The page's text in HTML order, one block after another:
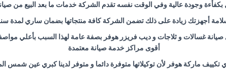
وجودة عالية وفي الوقت نفسه تقدم الشركة خدمات ما بعد البيع من
أجهزتك زيادة على ذلك تضمن الشركة كافة منتجاتها بضمان ساري لمدة
غسالات و ثلاجات و ديب فريزر هوفر بصفة عامة لهذا السبب بأعلي
أقوى مراكز خدمة صيانة معتمدة
تكييف ماركة هوفر لأن توكيلاتها متوفرة دائما و متوفر لدينا كبري عين